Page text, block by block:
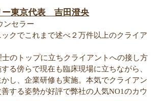
ー東京代表 吉田澄央
ンセラー
クでこれまで述べ２万件以上のクライア
のトップに立ちクライアントへの接し方
る傍らで現在も臨床現場に立ちながら、
し、企業研修も実施。本気でクライアン
する姿勢が好評で弊社の人気NO1のカウ